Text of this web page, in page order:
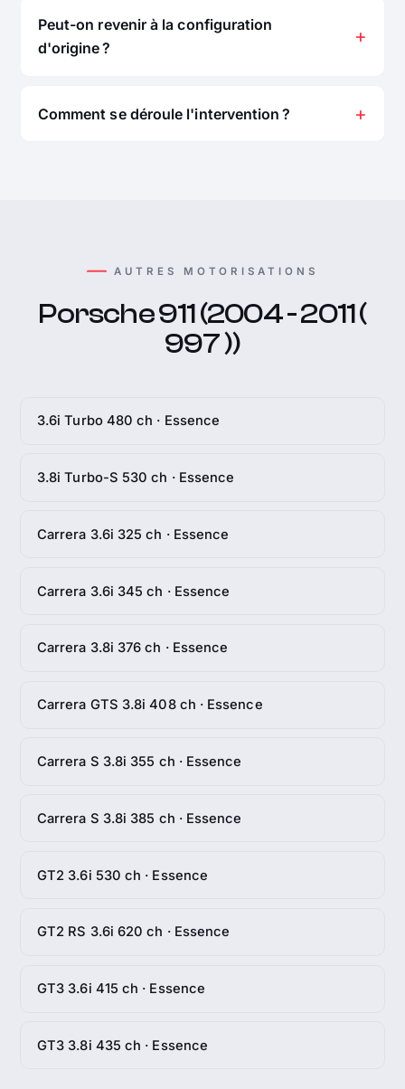
Peut-on revenir à la configuration
d'origine ?
Comment se déroule l'intervention ?
AUTRES MOTORISATIONS
Porsche 911 (2004 - 2011 (
997 ))
3.6i Turbo 480 ch · Essence
3.8i Turbo-S 530 ch · Essence
Carrera 3.6i 325 ch · Essence
Carrera 3.6i 345 ch · Essence
Carrera 3.8i 376 ch · Essence
Carrera GTS 3.8i 408 ch · Essence
Carrera S 3.8i 355 ch · Essence
Carrera S 3.8i 385 ch · Essence
GT2 3.6i 530 ch · Essence
GT2 RS 3.6i 620 ch · Essence
GT3 3.6i 415 ch · Essence
GT3 3.8i 435 ch · Essence